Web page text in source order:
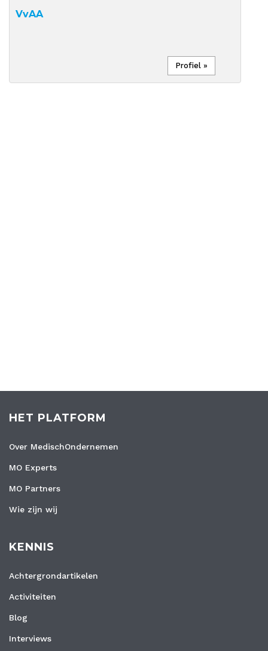
VvAA
Profiel »
HET PLATFORM
Over MedischOndernemen
MO Experts
MO Partners
Wie zijn wij
KENNIS
Achtergrondartikelen
Activiteiten
Blog
Interviews